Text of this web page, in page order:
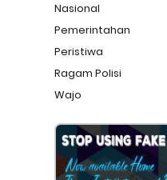
Nasional
Pemerintahan
Peristiwa
Ragam Polisi
Wajo